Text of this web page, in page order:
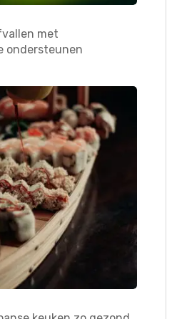
met
ondersteunen